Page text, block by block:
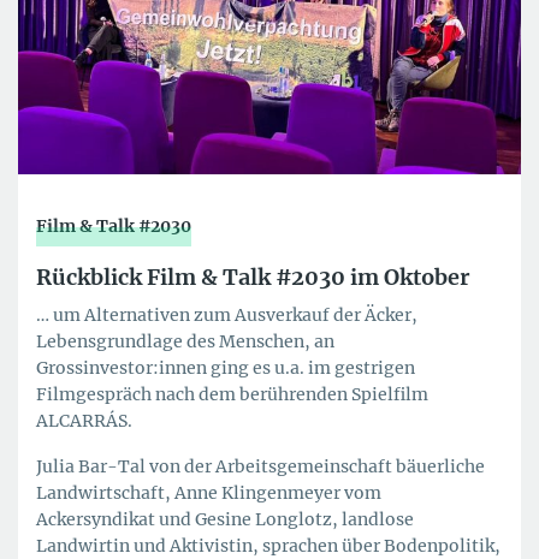
Film & Talk #2030
Rückblick Film & Talk #2030 im Oktober
… um Alternativen zum Ausverkauf der Äcker,
Lebensgrundlage des Menschen, an
Grossinvestor:innen ging es u.a. im gestrigen
Filmgespräch nach dem berührenden Spielfilm
ALCARRÁS.
Julia Bar-Tal von der Arbeitsgemeinschaft bäuerliche
Landwirtschaft, Anne Klingenmeyer vom
Ackersyndikat und Gesine Longlotz, landlose
Landwirtin und Aktivistin, sprachen über Bodenpolitik,